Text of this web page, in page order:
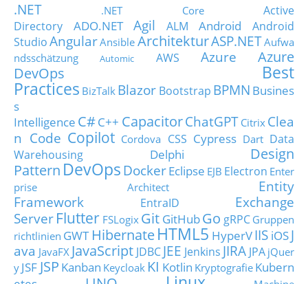
.NET .NET Core
Active
Directory
ADO.NET Agil ALM Android
Android
StudioAngularAnsible ArchitekturASP.NETAufwa
ndsschätzung
Automic AWS Azure
Azure
DevOps
Best
Practices BizTalk Blazor Bootstrap BPMN Busines
s
Intelligence C#C++ CapacitorChatGPT Citrix Clea
n Code Copilot Cordova CSS Cypress Dart Data
Warehousing
Delphi
Design
Pattern DevOps DockerEclipse EJB Electron Enter
prise Architect
Entity
Framework
EntraID
Exchange
Server Flutter FSLogix Git GitHubGo gRPC Gruppen
richtlinien GWT HibernateHTML5 HyperVIIS iOSJ
ava JavaFX JavaScript JDBC JEE Jenkins JIRA JPA jQuer
y JSF JSP Kanban Keycloak KI Kotlin Kryptografie Kubern